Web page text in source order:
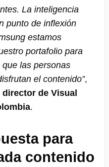
La inteligencia
punto de inflexión
estamos
portafolio para
las personas
el contenido”,
de Visual
.
para
contenido